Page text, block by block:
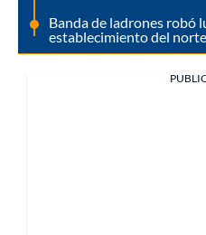
Banda de ladrones robó
establecimiento del